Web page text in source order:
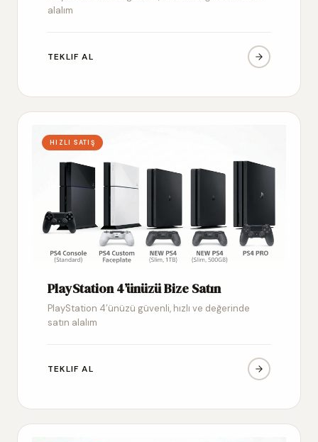
alalım
TEKLIF AL
HIZLI SATIŞ
PlayStation 4’ünüzü Bize Satın
PlayStation 4’ünüzü güvenli, hızlı ve değerinde
satın alalım
TEKLIF AL